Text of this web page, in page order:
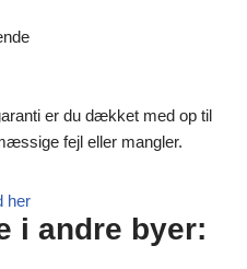
er du dækket med op til
fejl eller mangler.
her
i andre byer: